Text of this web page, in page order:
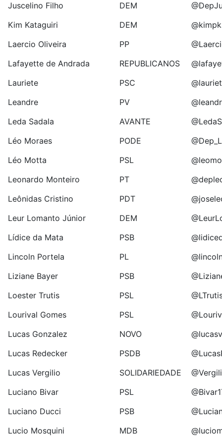
Juscelino Filho
DEM
Kim Kataguiri
DEM
Laercio Oliveira
PP
Lafayette de Andrada
REPUBLICANOS
Lauriete
PSC
Leandre
PV
Leda Sadala
AVANTE
Léo Moraes
PODE
Léo Motta
PSL
Leonardo Monteiro
PT
Leônidas Cristino
PDT
Leur Lomanto Júnior
DEM
Lídice da Mata
PSB
Lincoln Portela
PL
Liziane Bayer
PSB
Loester Trutis
PSL
Lourival Gomes
PSL
Lucas Gonzalez
NOVO
Lucas Redecker
PSDB
Lucas Vergilio
SOLIDARIEDADE
Luciano Bivar
PSL
Luciano Ducci
PSB
Lucio Mosquini
MDB